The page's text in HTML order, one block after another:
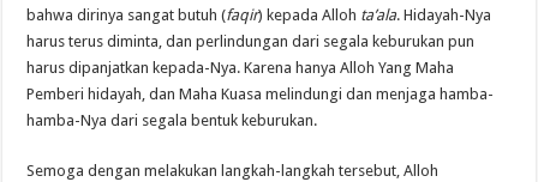
bahwa dirinya sangat butuh (faqir) kepada Alloh ta’ala. Hidayah-Nya
harus terus diminta, dan perlindungan dari segala keburukan pun
harus dipanjatkan kepada-Nya. Karena hanya Alloh Yang Maha
Pemberi hidayah, dan Maha Kuasa melindungi dan menjaga hamba-
hamba-Nya dari segala bentuk keburukan.
Semoga dengan melakukan langkah-langkah tersebut, Alloh